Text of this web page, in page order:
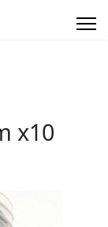
x10